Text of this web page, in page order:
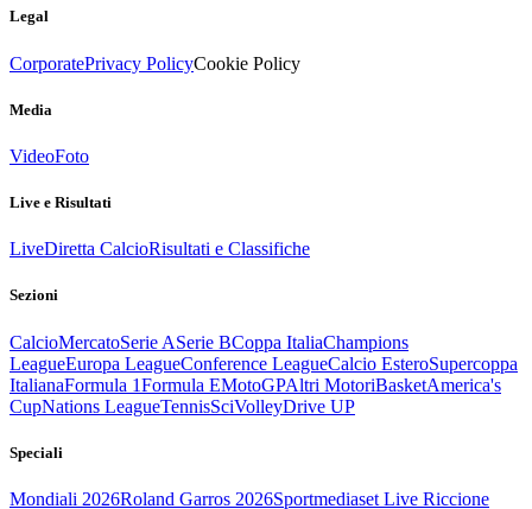
Legal
CorporatePrivacy PolicyCookie Policy
Media
VideoFoto
Live e Risultati
LiveDiretta CalcioRisultati e Classifiche
Sezioni
CalcioMercatoSerie ASerie BCoppa ItaliaChampions
LeagueEuropa LeagueConference LeagueCalcio EsteroSupercoppa
ItalianaFormula 1Formula EMotoGPAltri MotoriBasketAmerica's
CupNations LeagueTennisSciVolleyDrive UP
Speciali
Mondiali 2026Roland Garros 2026Sportmediaset Live Riccione